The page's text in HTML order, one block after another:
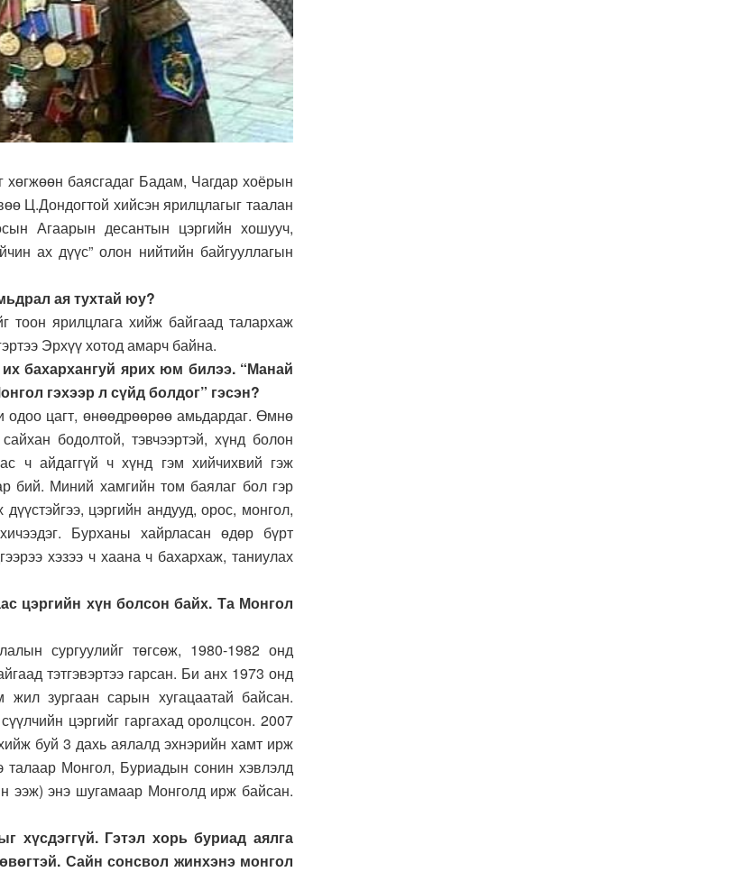
хөгжөөн баясгадаг Бадам, Чагдар хоёрын
Ц.Дондогтой хийсэн ярилцлагыг таалан
Агаарын десантын цэргийн хошууч,
ах дүүс” олон нийтийн байгууллагын
ая тухтай юу?
ярилцлага хийж байгаад талархаж
Эрхүү хотод амарч байна.
бахархангуй ярих юм билээ. “Манай
гэхээр л сүйд болдог” гэсэн?
цагт, өнөөдрөөрөө амьдардаг. Өмнө
бодолтой, тэвчээртэй, хүнд болон
ч айдаггүй ч хүнд гэм хийчихвий гэж
бий. Миний хамгийн том баялаг бол гэр
цэргийн андууд, орос, монгол,
Бурханы хайрласан өдөр бүрт
хэзээ ч хаана ч бахархаж, таниулах
цэргийн хүн болсон байх. Та Монгол
сургуулийг төгсөж, 1980-1982 онд
тэтгэвэртээ гарсан. Би анх 1973 онд
жил зургаан сарын хугацаатай байсан.
цэргийг гаргахад оролцсон. 2007
буй 3 дахь аялалд эхнэрийн хамт ирж
Монгол, Буриадын сонин хэвлэлд
ээж) энэ шугамаар Монголд ирж байсан.
хүсдэггүй. Гэтэл хорь буриад аялга
Сайн сонсвол жинхэнэ монгол